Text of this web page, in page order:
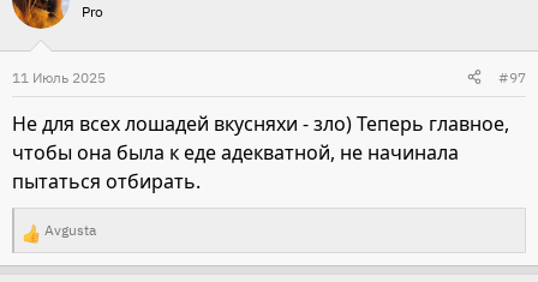
к
и
и
:
Pro
11 Июль 2025 #97
Не для всех лошадей вкусняхи - зло) Теперь главное,
чтобы она была к еде адекватной, не начинала
пытаться отбирать.
Р
е
Avgusta